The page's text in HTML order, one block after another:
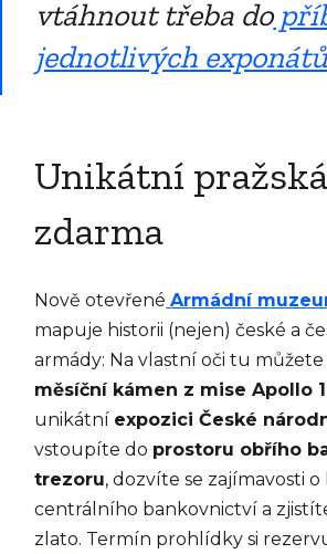
vtáhnout třeba do
jednotlivých exponátů
Unikátní
zdarma
Nově otevřené Armádní
mapuje historii (nejen) české a
armády: Na vlastní oči tu
měsíční kámen z mise Apollo
unikátní expozici České
vstoupíte do prostoru obřího
trezoru, dozvíte se zajímavosti o
centrálního bankovnictví a
zlato. Termín prohlídky si